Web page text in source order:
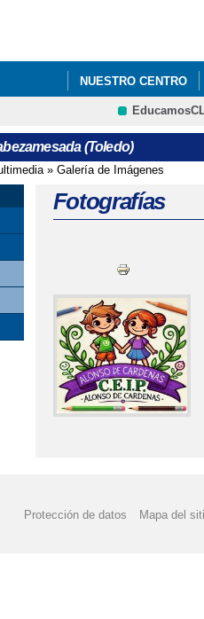
NUESTRO CENTRO
CRFP
(Toledo)
aquí
» Galería de Imágenes
Fotografías
Protección de datos Mapa del